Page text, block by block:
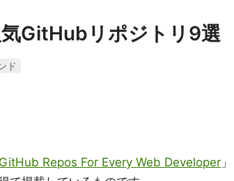
GitHubリポジトリ9選
ド
Repos For Every Web Developer 」